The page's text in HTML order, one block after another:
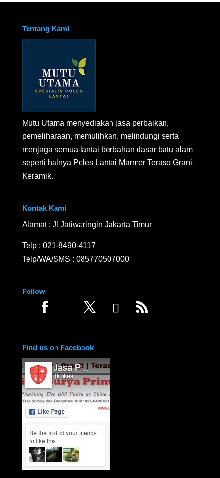
Tentang Kami
Mutu Utama menyediakan jasa perbaikan,
pemeliharaan, memulihkan, melindungi serta
menjaga semua lantai berbahan dasar batu alam
seperti halnya Poles Lantai Marmer Teraso Granit
Keramik.
Kontak Kami
Alamat : Jl Jatiwaringin Jakarta Timur
Telp : 021-8490-4117
Telp/WA/SMS : 085770507000
Follow
Find us on Facebook